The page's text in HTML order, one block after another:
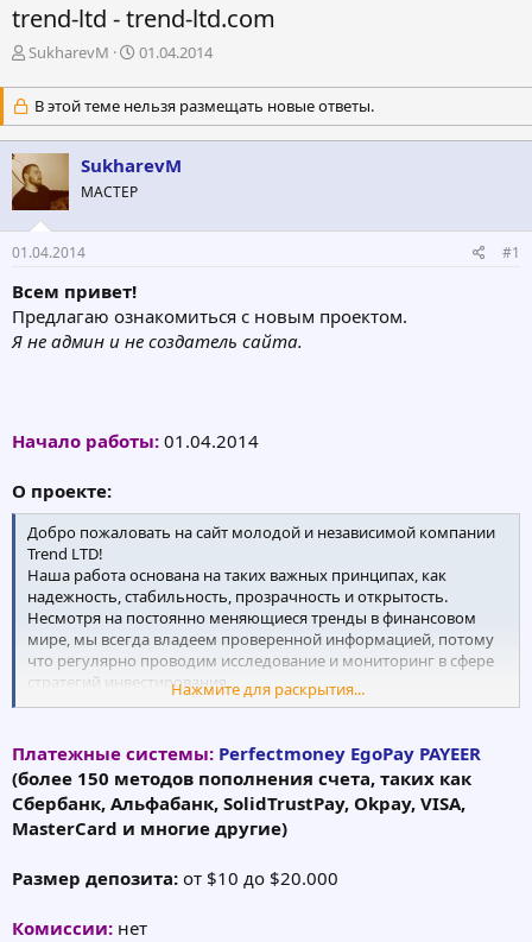
trend-ltd - trend-ltd.com
А
т
о
р
т
е
ы
SukharevM
Д
т
а
н
а
ч
01.04.2014
В этой теме нельзя размещать новые ответы.
SukharevM
МАСТЕР
01.04.2014 #1
Всем привет!
Предлагаю ознакомиться с новым проектом.
Я не админ и не создатель сайта.
Начало работы: 01.04.2014
О проекте:
Добро пожаловать на сайт молодой и независимой компании
Trend LTD!
Наша работа основана на таких важных принципах, как
надежность, стабильность, прозрачность и открытость.
Несмотря на постоянно меняющиеся тренды в финансовом
мире, мы всегда владеем проверенной информацией, потому
что регулярно проводим исследование и мониторинг в сфере
стратегий инвестирования.
Цель Trend LTD – предоставить услуги надежного
использованию современных инструментов рынка
инвестирования.
В основании работы компании стоит Ваше благополучие,
потому что мы прекрасно понимаем – Ваш успех является
отражением уровня работы Trend LTD. Именно поэтому мы
Вас интересными и надежными возможностями.
Нажмите для раскрытия...
Платежные системы: Perfectmoney EgoPay PAYEER
(более 150 методов пополнения счета, таких как
Сбербанк, Альфабанк, SolidTrustPay, Okpay, VISA,
MasterCard и многие другие)
Размер депозита: от $10 до $20.000
Комиссии: нет